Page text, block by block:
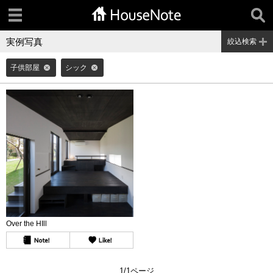
実例写真 絞込検索
子供部屋 シック
Over the HIll
1/1ページ